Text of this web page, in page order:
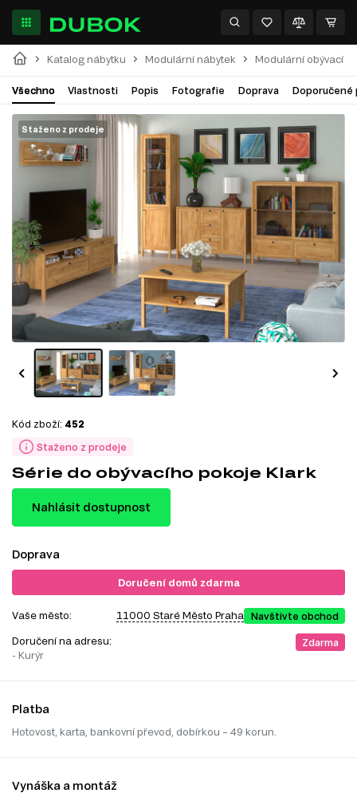
Katalog nábytku Modulární nábytek Modulární obývací
Všechno Vlastnosti Popis Fotografie Doprava Doporučené
Staženo z prodeje
Staženo z prodeje
Kód zboží: 452
Série do obývacího pokoje Klark
Nahlásit dostupnost
Doprava
Doručení domů zdarma
Vaše město: 11000 Staré Město Praha Navštivte obchod
Doručení na adresu:
- Kurýr
Zdarma
Platba
Hotovost, karta, bankovní převod, dobírkou – 49 korun.
Vynáška a montáž